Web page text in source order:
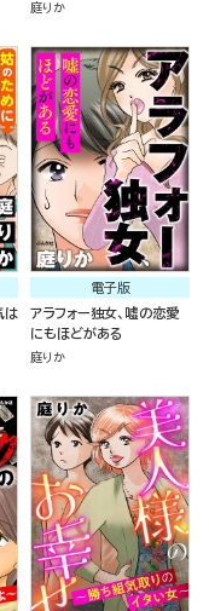
庭りか
は
電子版
アラフォー独女、嘘の恋愛
にもほどがある
庭りか